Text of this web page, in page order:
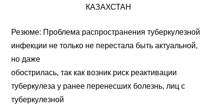
КАЗАХСТАН
Резюме: Проблема распространения туберкулезной
инфекции не только не перестала быть актуальной,
но даже
обострилась, так как возник риск реактивации
туберкулеза у ранее перенесших болезнь, лиц с
туберкулезной